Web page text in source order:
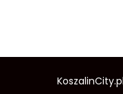
KoszalinCity.pl